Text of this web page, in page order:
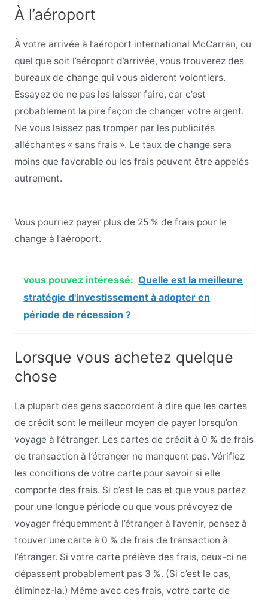
À l’aéroport
À votre arrivée à l’aéroport international McCarran, ou
quel que soit l’aéroport d’arrivée, vous trouverez des
bureaux de change qui vous aideront volontiers.
Essayez de ne pas les laisser faire, car c’est
probablement la pire façon de changer votre argent.
Ne vous laissez pas tromper par les publicités
alléchantes « sans frais ». Le taux de change sera
moins que favorable ou les frais peuvent être appelés
autrement.
Vous pourriez payer plus de 25 % de frais pour le
change à l’aéroport.
vous pouvez intéressé: Quelle est la meilleure
stratégie d'investissement à adopter en
période de récession ?
Lorsque vous achetez quelque
chose
La plupart des gens s’accordent à dire que les cartes
de crédit sont le meilleur moyen de payer lorsqu’on
voyage à l’étranger. Les cartes de crédit à 0 % de frais
de transaction à l’étranger ne manquent pas. Vérifiez
les conditions de votre carte pour savoir si elle
comporte des frais. Si c’est le cas et que vous partez
pour une longue période ou que vous prévoyez de
voyager fréquemment à l’étranger à l’avenir, pensez à
trouver une carte à 0 % de frais de transaction à
l’étranger. Si votre carte prélève des frais, ceux-ci ne
dépassent probablement pas 3 %. (Si c’est le cas,
éliminez-la.) Même avec ces frais, votre carte de